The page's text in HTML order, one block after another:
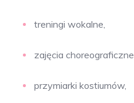
treningi wokalne,
zajęcia choreograficzne,
przymiarki kostiumów,